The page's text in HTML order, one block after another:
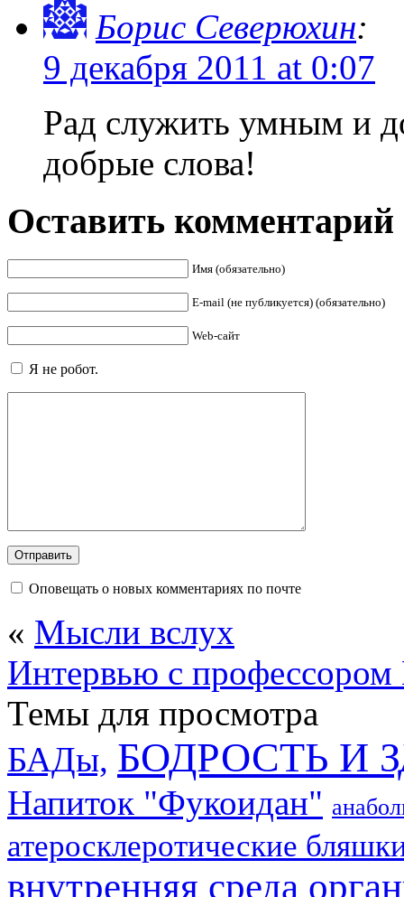
Борис Северюхин:
9 декабря 2011 at 0:07
Рад служить умным и
добрые слова!
Оставить комментарий
Имя (обязательно)
E-mail (не публикуется) (обязательно)
Web-сайт
Я не робот.
Оповещать о новых комментариях по почте
« Мысли вслух
Интервью с
Темы для просмотра
БАДы, БОДРОСТЬ И
Напиток "Фукоидан"
атеросклеротические
внутренняя среда